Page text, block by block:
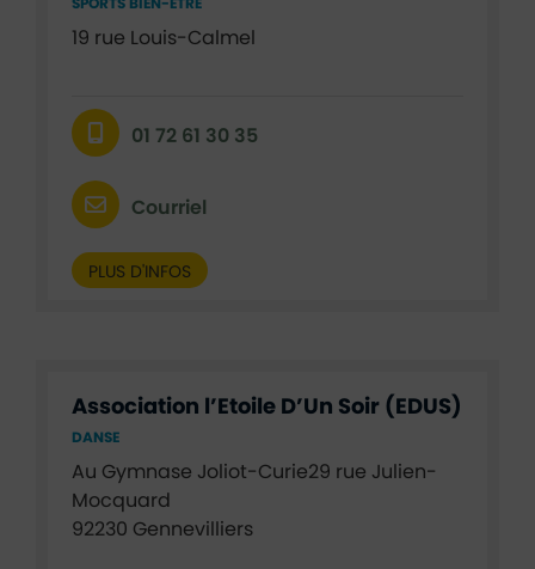
SPORTS BIEN-ÊTRE
19 rue Louis-Calmel
01 72 61 30 35
Courriel
PLUS D'INFOS
Association l’Etoile D’Un Soir (EDUS)
DANSE
Au Gymnase Joliot-Curie29 rue Julien-
Mocquard
92230 Gennevilliers